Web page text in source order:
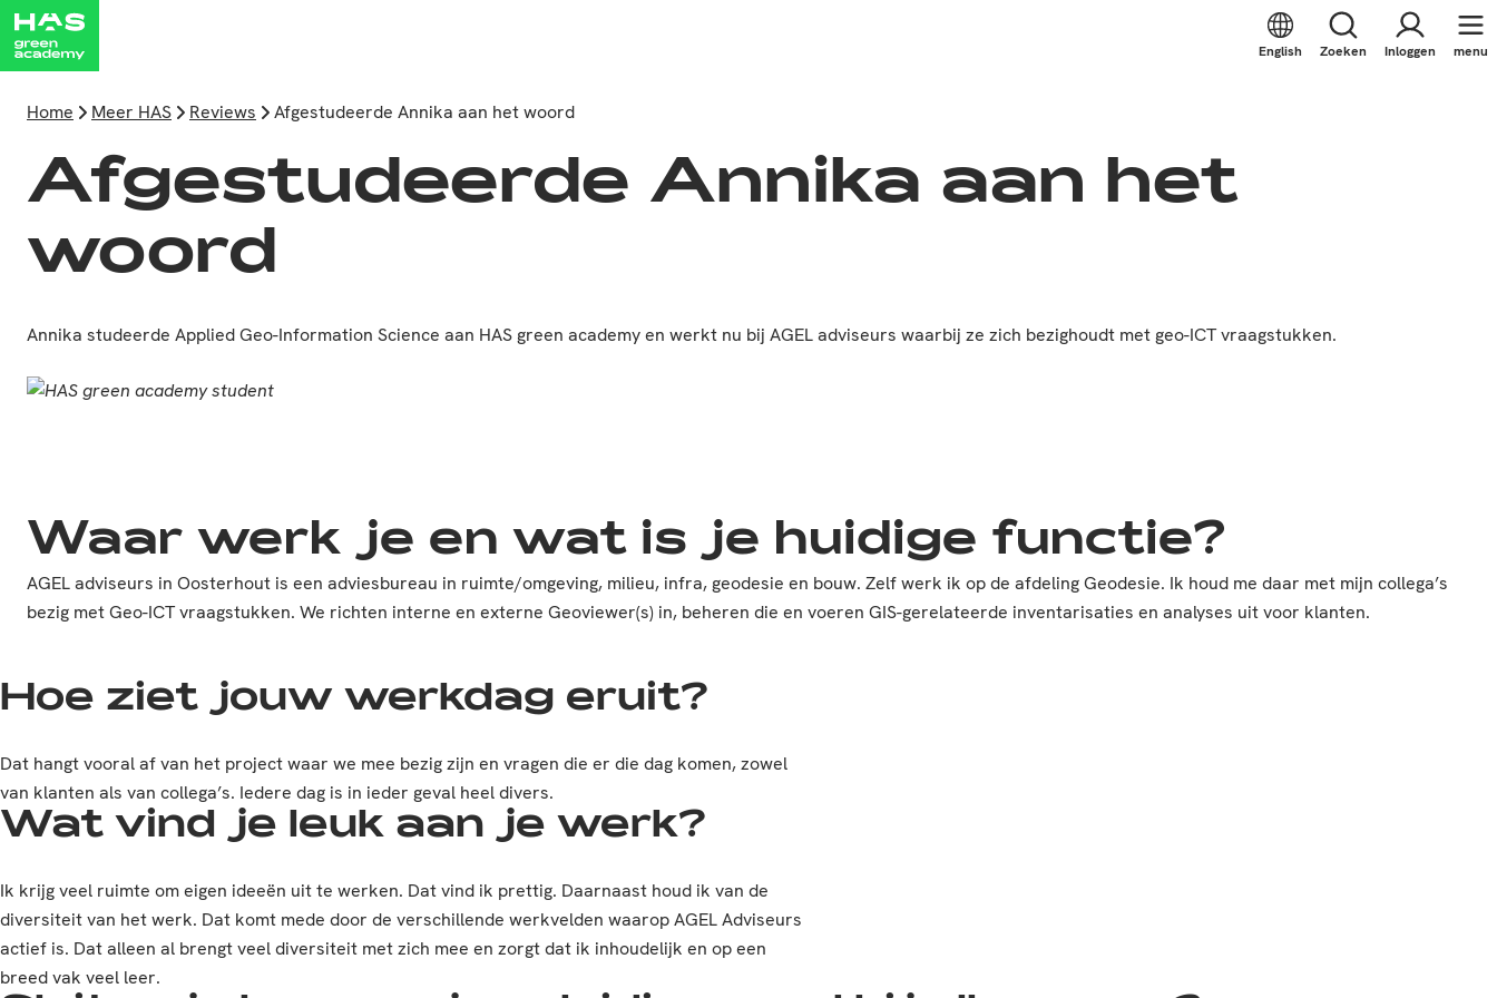
English Zoeken Inloggen menu
Home Meer HAS Reviews Afgestudeerde Annika aan het woord
Afgestudeerde Annika aan het
woord
Annika studeerde Applied Geo-Information Science aan HAS green academy en werkt nu bij AGEL adviseurs waarbij ze zich bezighoudt met geo-ICT vraagstukken.
Waar werk je en wat is je huidige functie?
AGEL adviseurs in Oosterhout is een adviesbureau in ruimte/omgeving, milieu, infra, geodesie en bouw. Zelf werk ik op de afdeling Geodesie. Ik houd me daar met mijn collega’s
bezig met Geo-ICT vraagstukken. We richten interne en externe Geoviewer(s) in, beheren die en voeren GIS-gerelateerde inventarisaties en analyses uit voor klanten.
Hoe ziet jouw werkdag eruit?
Dat hangt vooral af van het project waar we mee bezig zijn en vragen die er die dag komen, zowel
van klanten als van collega’s. Iedere dag is in ieder geval heel divers.
Wat vind je leuk aan je werk?
Ik krijg veel ruimte om eigen ideeën uit te werken. Dat vind ik prettig. Daarnaast houd ik van de
diversiteit van het werk. Dat komt mede door de verschillende werkvelden waarop AGEL Adviseurs
actief is. Dat alleen al brengt veel diversiteit met zich mee en zorgt dat ik inhoudelijk en op een
breed vak veel leer.